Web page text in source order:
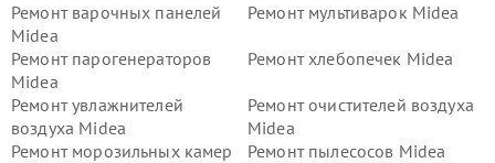
Ремонт варочных панелей
Midea
Ремонт мультиварок Midea
Ремонт парогенераторов
Midea
Ремонт хлебопечек Midea
Ремонт увлажнителей
воздуха Midea
Ремонт очистителей воздуха
Midea
Ремонт морозильных камер
Ремонт пылесосов Midea